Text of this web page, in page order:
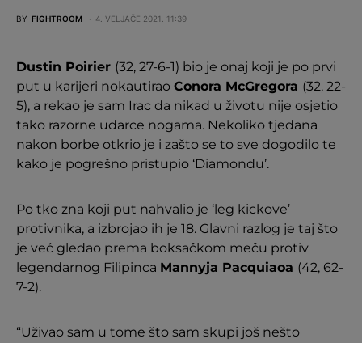
BY FIGHTROOM 4. VELJAČE 2021. 11:39
Dustin Poirier (32, 27-6-1) bio je onaj koji je po prvi
put u karijeri nokautirao Conora McGregora (32, 22-
5), a rekao je sam Irac da nikad u životu nije osjetio
tako razorne udarce nogama. Nekoliko tjedana
nakon borbe otkrio je i zašto se to sve dogodilo te
kako je pogrešno pristupio ‘Diamondu’.
Po tko zna koji put nahvalio je ‘leg kickove’
protivnika, a izbrojao ih je 18. Glavni razlog je taj što
je već gledao prema boksačkom meču protiv
legendarnog Filipinca Mannyja Pacquiaoa (42, 62-
7-2).
“Uživao sam u tome što sam skupi još nešto